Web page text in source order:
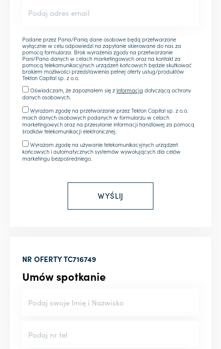
Podane przez Pana/Panią dane osobowe będą przetwarzane
wyłącznie w celu odpowiedzi na zapytanie skierowane do nas za
pomocą formularza. Brak wyrażenia zgody na przetwarzanie
Pani/Pana danych w celach marketingowych oraz na kontakt za
pomocą telekomunikacyjnych urządzeń końcowych będzie skutkować
brakiem możliwości przedstawienia pełnej oferty usług/produktów
Tekton Capital sp. z o.o.
Oświadczam, że zapoznałem się zinformacją dotyczącą ochrony
danych osobowych.
Wyrażam zgodę na przetwarzanie przez Tekton Capital sp. z o.o.
moich danych osobowych podanych w formularzu w celach
marketingowych oraz na przesyłanie informacji handlowej za pomocą
środków telekomunikacji elektronicznej.
Wyrażam zgodę na używanie telekomunikacyjnych urządzeń
końcowych i automatycznych systemów wywołujących dla celów
marketingu bezpośredniego.
NR OFERTYTC716749
Umów spotkanie